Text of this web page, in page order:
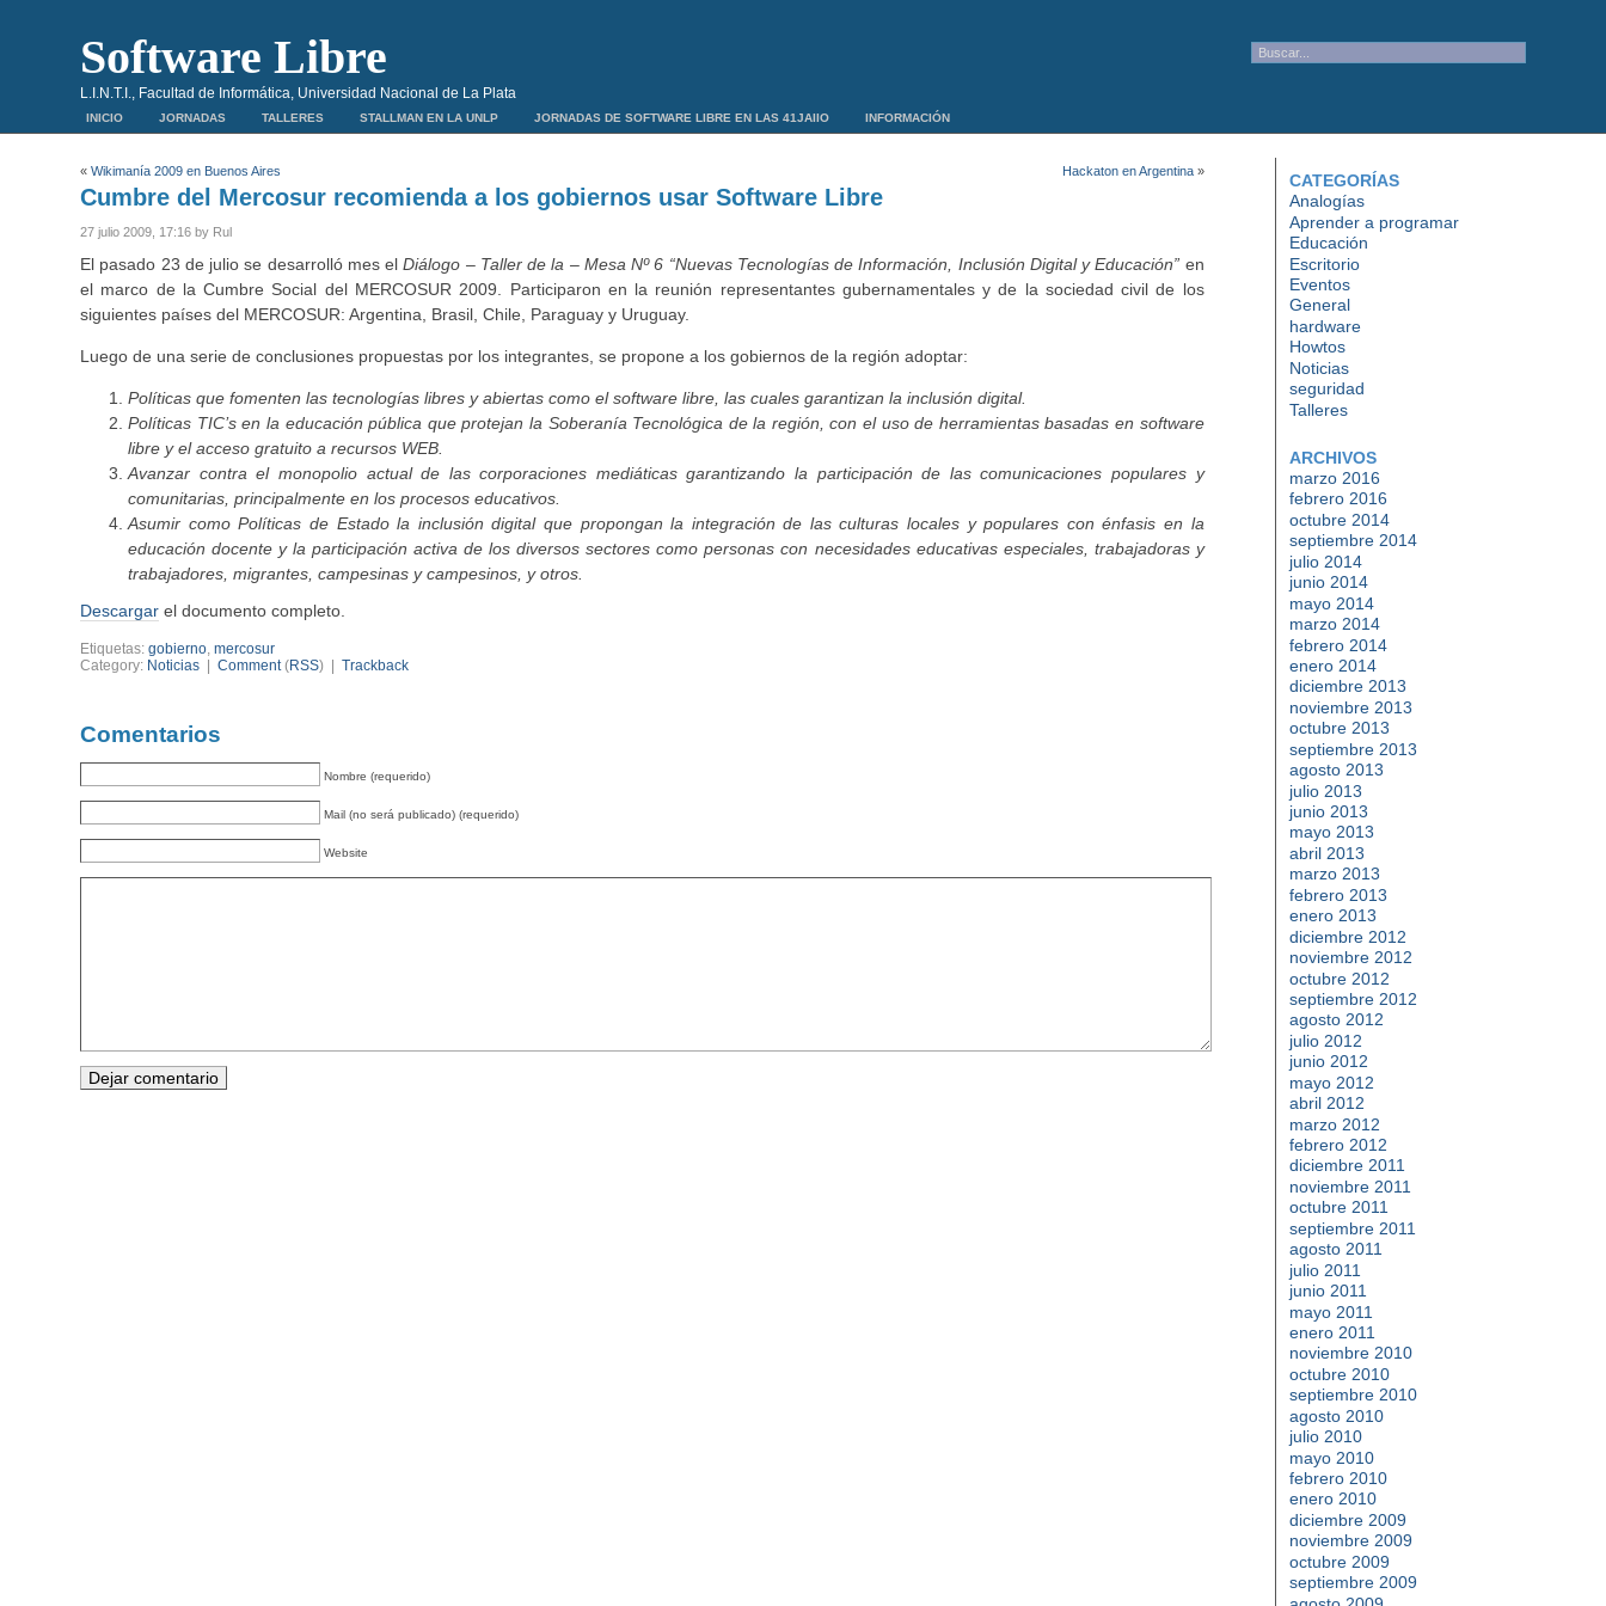
Software Libre
L.I.N.T.I., Facultad de Informática, Universidad Nacional de La Plata
INICIO JORNADAS TALLERES STALLMAN EN LA UNLP JORNADAS DE SOFTWARE LIBRE EN LAS 41JAIIO INFORMACIÓN
«Wikimanía 2009 en Buenos Aires Hackaton en Argentina»
Cumbre del Mercosur recomienda a los gobiernos usar Software Libre
27 julio 2009, 17:16 by Rul
El pasado 23 de julio se desarrolló mes elDiálogo – Taller de la – Mesa Nº 6 “Nuevas Tecnologías de Información, Inclusión Digital y Educación” en
el marco de la Cumbre Social del MERCOSUR 2009. Participaron en la reunión representantes gubernamentales y de la sociedad civil de los
siguientes países del MERCOSUR: Argentina, Brasil, Chile, Paraguay y Uruguay.
Luego de una serie de conclusiones propuestas por los integrantes, se propone a los gobiernos de la región adoptar:
Políticas que fomenten las tecnologías libres y abiertas como el software libre, las cuales garantizan la inclusión digital.
Políticas TIC’s en la educación pública que protejan la Soberanía Tecnológica de la región, con el uso de herramientas basadas en software
libre y el acceso gratuito a recursos WEB.
Avanzar contra el monopolio actual de las corporaciones mediáticas garantizando la participación de las comunicaciones populares y
comunitarias, principalmente en los procesos educativos.
Asumir como Políticas de Estado la inclusión digital que propongan la integración de las culturas locales y populares con énfasis en la
educación docente y la participación activa de los diversos sectores como personas con necesidades educativas especiales, trabajadoras y
trabajadores, migrantes, campesinas y campesinos, y otros.
Descargar el documento completo.
Etiquetas:gobierno,mercosur
Category: Noticias |Comment(RSS) |Trackback
Comentarios
Nombre (requerido)
Mail (no será publicado) (requerido)
Website
CATEGORÍAS
Analogías
Aprender a programar
Educación
Escritorio
Eventos
General
hardware
Howtos
Noticias
seguridad
Talleres
ARCHIVOS
marzo 2016
febrero 2016
octubre 2014
septiembre 2014
julio 2014
junio 2014
mayo 2014
marzo 2014
febrero 2014
enero 2014
diciembre 2013
noviembre 2013
octubre 2013
septiembre 2013
agosto 2013
julio 2013
junio 2013
mayo 2013
abril 2013
marzo 2013
febrero 2013
enero 2013
diciembre 2012
noviembre 2012
octubre 2012
septiembre 2012
agosto 2012
julio 2012
junio 2012
mayo 2012
abril 2012
marzo 2012
febrero 2012
diciembre 2011
noviembre 2011
octubre 2011
septiembre 2011
agosto 2011
julio 2011
junio 2011
mayo 2011
enero 2011
noviembre 2010
octubre 2010
septiembre 2010
agosto 2010
julio 2010
mayo 2010
febrero 2010
enero 2010
diciembre 2009
noviembre 2009
octubre 2009
septiembre 2009